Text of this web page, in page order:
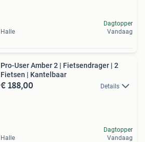
Halle
Dagtopper
Vandaag
Pro-User Amber 2 | Fietsendrager | 2
Fietsen | Kantelbaar
€ 188,00 Details
Halle
Dagtopper
Vandaag